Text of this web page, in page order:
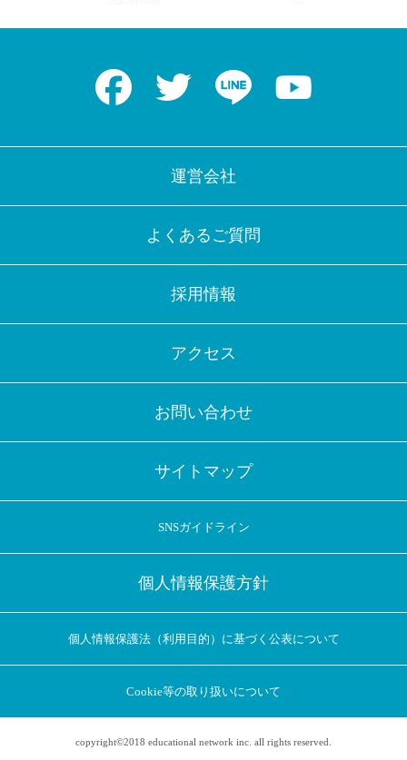
Facebook Twitter LINE
運営会社
よくあるご質問
採用情報
アクセス
お問い合わせ
サイトマップ
SNSガイドライン
個人情報保護方針
個人情報保護法（利用目的）に基づく公表について
Cookie等の取り扱いについて
copyright©2018 educational network inc. all rights reserved.